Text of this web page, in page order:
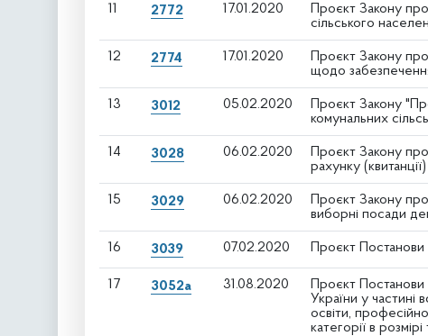
11 2772 17.01.2020
Проєкт Закону про
сільського
12 2774 17.01.2020
Проєкт Закону
щодо
13 3012 05.02.2020
Проєкт Закону
комунальних
14 3028 06.02.2020
Проєкт Закону
рахунку
15 3029 06.02.2020
Проєкт Закону
виборні посади
16 3039 07.02.2020 Проєкт Постанови
17 3052а 31.08.2020
Проєкт Постанови
України у частині
освіти,
категорії в